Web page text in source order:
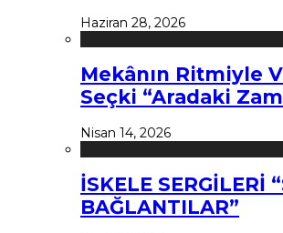
Haziran 28, 2026
Mekânın Ritmiyle
Seçki “Aradaki
Nisan 14, 2026
İSKELE SERGİLERİ
BAĞLANTILAR”